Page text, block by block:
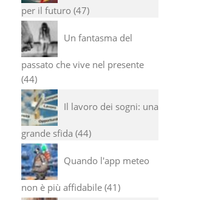
per il futuro 47
Un fantasma del
passato che vive nel presente
44
Il lavoro dei sogni: una
grande sfida 44
Quando l'app meteo
non è più affidabile 41